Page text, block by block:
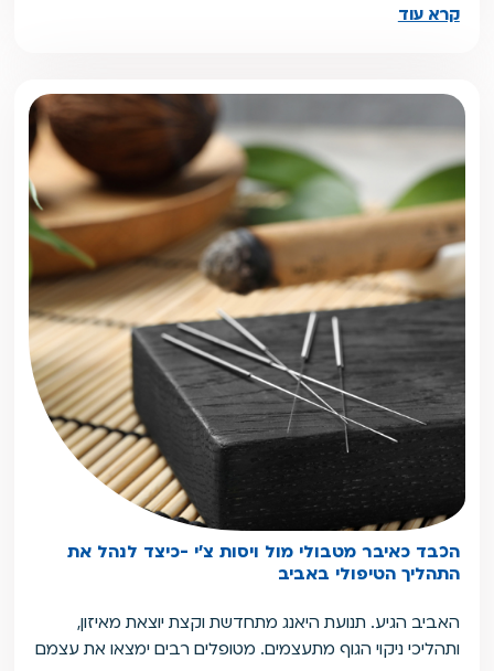
קרא עוד
הכבד כאיבר מטבולי מול ויסות צ'י -כיצד לנהל את
התהליך הטיפולי באביב
האביב הגיע. תנועת היאנג מתחדשת וקצת יוצאת מאיזון,
ותהליכי ניקוי הגוף מתעצמים. מטופלים רבים ימצאו את עצמם